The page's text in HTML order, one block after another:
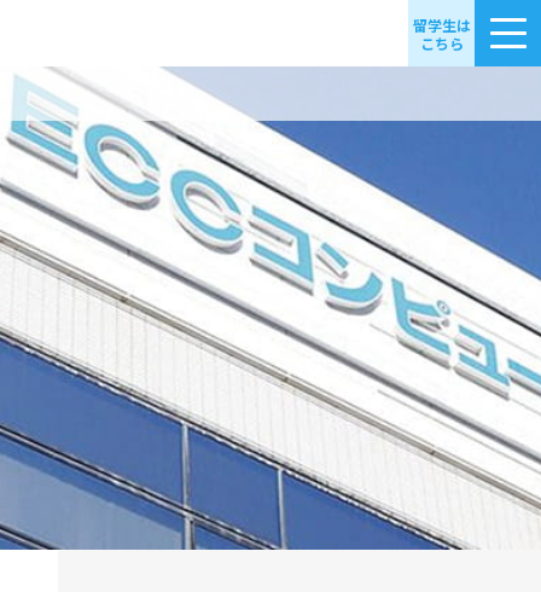
留学生は
こちら